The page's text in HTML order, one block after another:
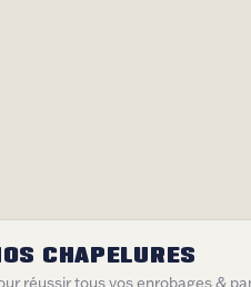
CHAPELURES